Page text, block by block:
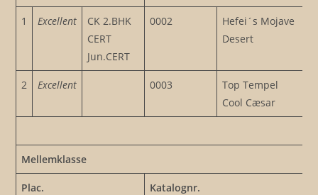
1 Excellent
CK 2.BHK
CERT
Jun.CERT
0002
Hefei´s Mojave
Desert
2 Excellent 0003
Top Tempel
Cool Cæsar
Mellemklasse
Plac. Katalognr.